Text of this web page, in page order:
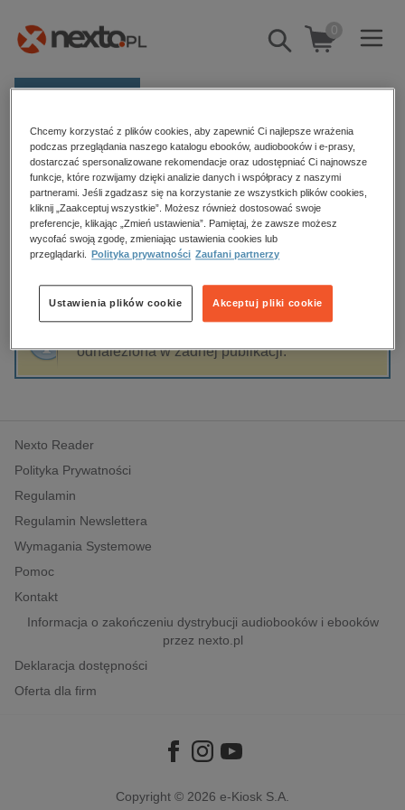
Pokaż/schowaj
wyszukiwarkę
0
Kategorie
Zobacz wszystkie E-prasa
budownictwo, aranżacja wnętrz
biznesowe, branżowe, gospodarka
dzienniki
edukacja
hobby, sport, rozrywka
komputery, internet, technologie, informatyka
polityka, społeczno-informacyjne
psychologiczne
inne
popularno-naukowe
historia
Strona główna Katarzyna Krakowiak
Katarzyna Krakowiak
Sortowanie Filtrowanie
odnaleziona w żadnej publikacji.
Nexto Reader
Polityka Prywatności
Regulamin
Regulamin Newslettera
Wymagania Systemowe
Pomoc
Kontakt
Informacja o zakończeniu dystrybucji audiobooków i ebooków
przez nexto.pl
Deklaracja dostępności
Oferta dla firm
Copyright © 2026 e-Kiosk S.A.
Chcemy korzystać z plików cookies, aby zapewnić Ci najlepsze wrażenia
podczas przeglądania naszego katalogu ebooków, audiobooków i e-prasy,
dostarczać spersonalizowane rekomendacje oraz udostępniać Ci najnowsze
funkcje, które rozwijamy dzięki analizie danych i współpracy z naszymi
partnerami. Jeśli zgadzasz się na korzystanie ze wszystkich plików cookies,
kliknij „Zaakceptuj wszystkie”. Możesz również dostosować swoje
preferencje, klikając „Zmień ustawienia”. Pamiętaj, że zawsze możesz
wycofać swoją zgodę, zmieniając ustawienia cookies lub
przeglądarki.
Polityka prywatności Zaufani partnerzy
Akceptuj pliki cookie
Ustawienia plików cookie